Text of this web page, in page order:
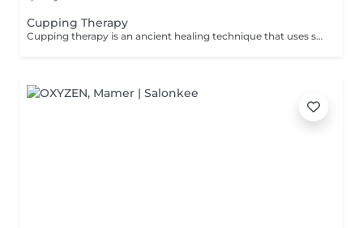
Cupping Therapy
Cupping therapy is an ancient healing technique that uses special cups to create gentle suction on the skin. This suction promotes blood flow, relieves muscle tension, reduces inflammation, and supports deep relaxation. The treatment can help release toxins, improve circulation, and ease chronic pain or stiffness. *Please note that cupping therapy could just be added to a massage service with includes back massage.